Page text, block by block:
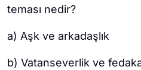
teması nedir?
a) Aşk ve arkadaşlık
b) Vatanseverlik ve